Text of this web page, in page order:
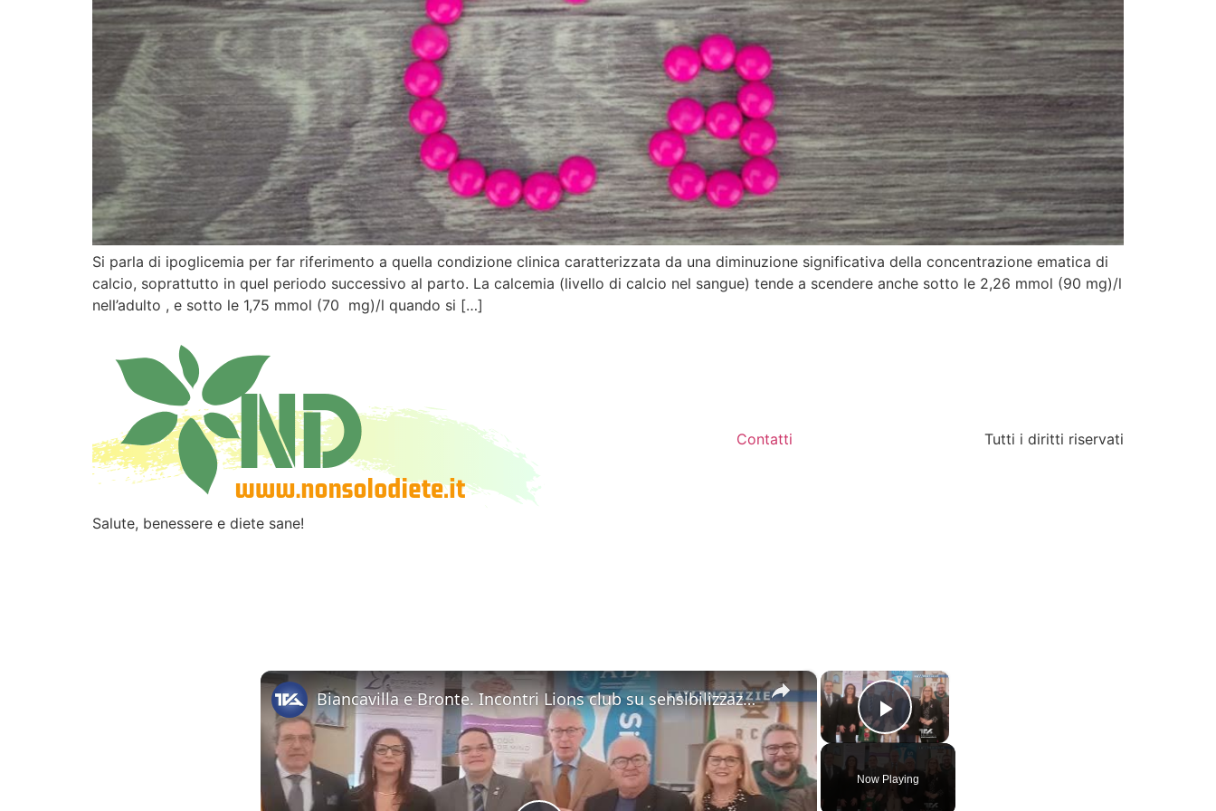
Si parla di ipoglicemia per far riferimento a quella condizione clinica caratterizzata da una diminuzione significativa della concentrazione ematica di
calcio, soprattutto in quel periodo successivo al parto. La calcemia (livello di calcio nel sangue) tende a scendere anche sotto le 2,26 mmol (90 mg)/l
nell’adulto , e sotto le 1,75 mmol (70 mg)/l quando si […]
Salute, benessere e diete sane!
Contatti Tutti i diritti riservati
×
Play Video
Now Playing
×
Biancavilla e Bronte. Incontri Lions club su sensibilizzazione e prevenzione disturbi alimentari e o